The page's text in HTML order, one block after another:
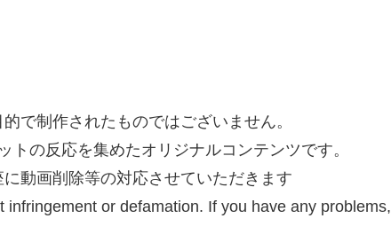
で制作されたものではございません。
の反応を集めたオリジナルコンテンツです。
動画削除等の対応させていただきます
or defamation. If you have any problems,